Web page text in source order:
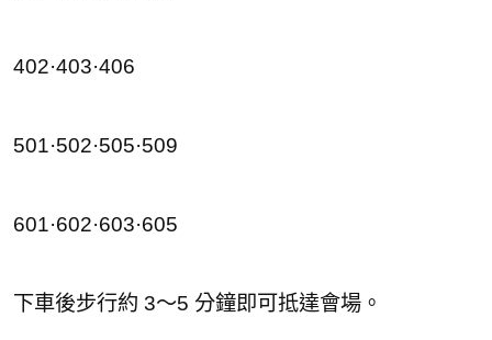
402·403·406
501·502·505·509
601·602·603·605
下車後步行約 3～5 分鐘即可抵達會場。